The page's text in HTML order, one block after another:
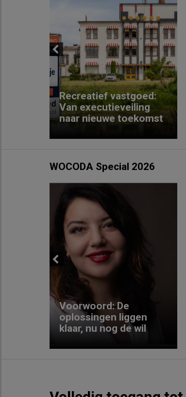
Previous
Recreatief vastgoed:
Van executieveiling
naar nieuwe toekomst
WOCODA Special 2026
Previous
Voorwoord: De
oplossingen liggen
klaar, nu nog de wil